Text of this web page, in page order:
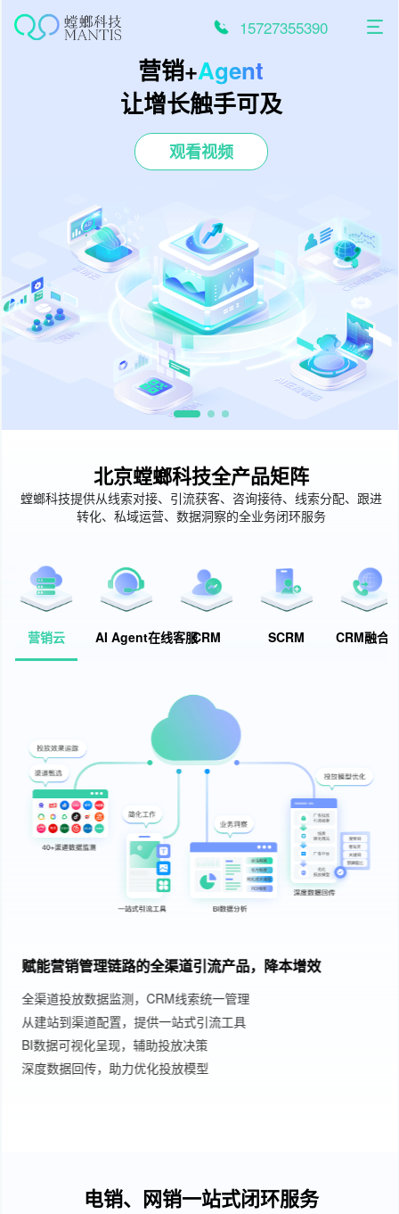
15727355390
营销+Agent
让增长触手可及
观看视频
北京螳螂科技全产品矩阵
螳螂科技提供从线索对接、引流获客、咨询接待、线索分配、跟进
转化、私域运营、数据洞察的全业务闭环服务
营销云 AI Agent在线客服CRM SCRM CRM融合
赋能营销管理链路的全渠道引流产品，降本增效
全渠道投放数据监测，CRM线索统一管理
从建站到渠道配置，提供一站式引流工具
BI数据可视化呈现，辅助投放决策
深度数据回传，助力优化投放模型
电销、网销一站式闭环服务